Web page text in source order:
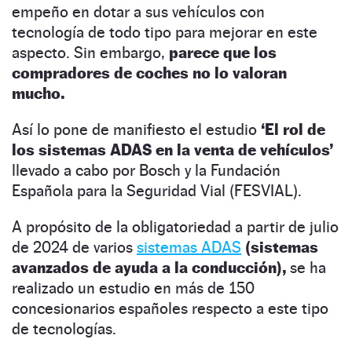
empeño en dotar a sus vehículos con
tecnología de todo tipo para mejorar en este
aspecto. Sin embargo, parece que los
compradores de coches no lo valoran
mucho.
Así lo pone de manifiesto el estudio ‘El rol de
los sistemas ADAS en la venta de vehículos’
llevado a cabo por Bosch y la Fundación
Española para la Seguridad Vial (FESVIAL).
A propósito de la obligatoriedad a partir de julio
de 2024 de varios sistemas ADAS (sistemas
avanzados de ayuda a la conducción), se ha
realizado un estudio en más de 150
concesionarios españoles respecto a este tipo
de tecnologías.